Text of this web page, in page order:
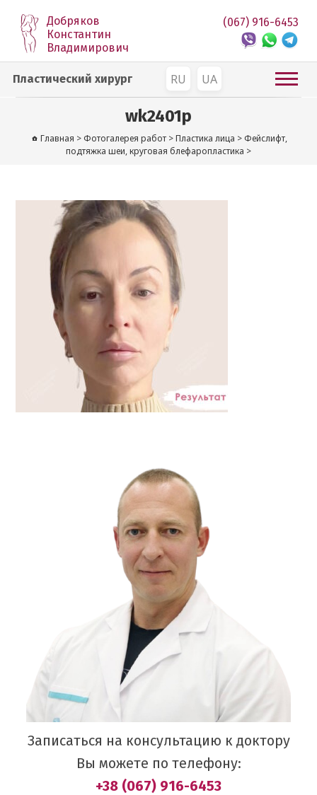
Добряков
Константин
Владимирович
RU UA
(067) 916-6453
Пластический хирург
wk2401p
Главная > Фотогалерея работ>Пластика лица > Фейслифт,
подтяжка шеи, круговая блефаропластика >
Записаться на консультацию к доктору
Вы можете по телефону:
+38 (067) 916-6453